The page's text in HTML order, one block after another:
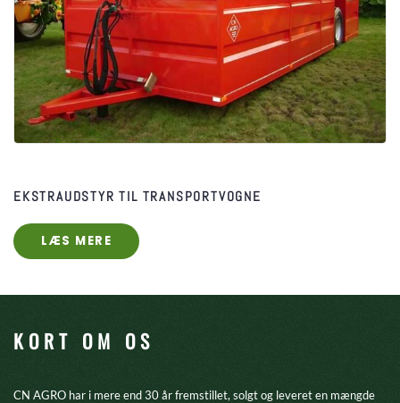
EKSTRAUDSTYR ​TIL TRANSPORTVOGNE
LÆS MERE
KORT OM OS
CN AGRO har i mere end 30 år fremstillet, solgt og leveret en mængde